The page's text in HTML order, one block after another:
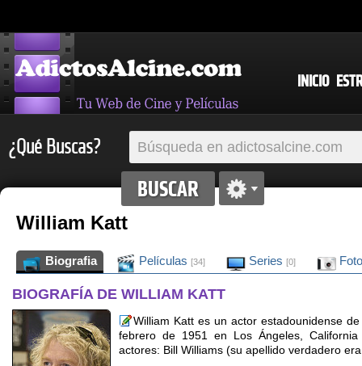
INICIO
¿Qué Buscas?
William Katt
Biografia Películas [34] Series [0]
BIOGRAFÍA DE WILLIAM KATT
William Katt es un actor estadounidense
febrero de 1951 en Los Ángeles,
actores: Bill Williams (su apellido verdadero